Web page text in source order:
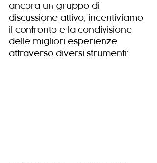
ancora un gruppo di
discussione attivo, incentiviamo
il confronto e la condivisione
delle migliori esperienze
attraverso diversi strumenti: